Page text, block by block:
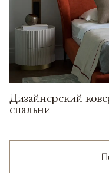
Дизайнерский
спальни